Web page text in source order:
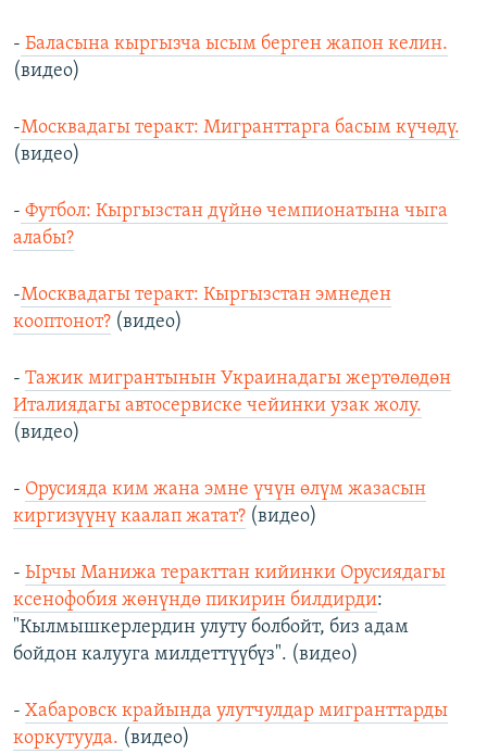
- Баласына кыргызча ысым берген жапон келин.
(видео)
-Москвадагы теракт: Мигранттарга басым күчөдү.
(видео)
- Футбол: Кыргызстан дүйнө чемпионатына чыга
алабы?
-Москвадагы теракт: Кыргызстан эмнеден
кооптонот? (видео)
- Тажик мигрантынын Украинадагы жертөлөдөн
Италиядагы автосервиске чейинки узак жолу.
(видео)
- Орусияда ким жана эмне үчүн өлүм жазасын
киргизүүнү каалап жатат? (видео)
- Ырчы Манижа теракттан кийинки Орусиядагы
ксенофобия жөнүндө пикирин билдирди:
"Кылмышкерлердин улуту болбойт, биз адам
бойдон калууга милдеттүүбүз". (видео)
- Хабаровск крайында улутчулдар мигранттарды
коркутууда. (видео)